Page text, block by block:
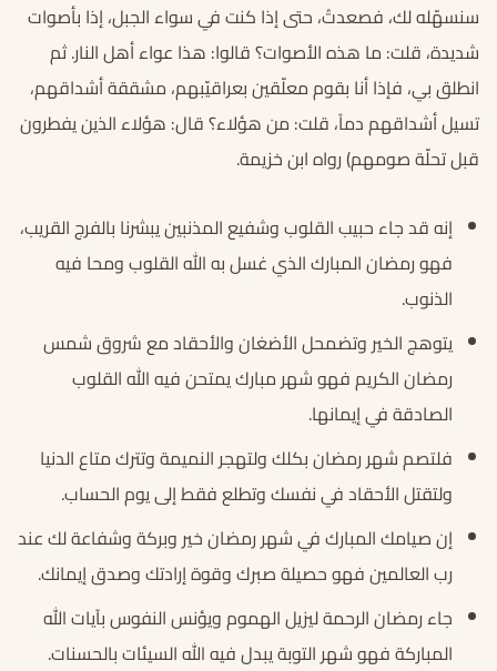
سنسهّله لك، فصعدتُ، حتى إذا كنت في سواء الجبل، إذا بأصوات
شديدة، قلت: ما هذه الأصوات؟ قالوا: هذا عواء أهل النار. ثم
انطلق بي، فإذا أنا بقوم معلّقين بعراقيّبهم، مشققة أشداقهم،
تسيل أشداقهم دماً، قلت: من هؤلاء؟ قال: هؤلاء الذين يفطرون
قبل تحلّة صومهم) رواه ابن خزيمة.
إنه قد جاء حبيب القلوب وشفيع المذنبين يبشرنا بالفرج القريب،
فهو رمضان المبارك الذي غسل به الله القلوب ومحا فيه
الذنوب.
يتوهج الخير وتضمحل الأضغان والأحقاد مع شروق شمس
رمضان الكريم فهو شهر مبارك يمتحن فيه الله القلوب
الصادقة في إيمانها.
فلتصم شهر رمضان بكلك ولتهجر النميمة وتترك متاع الدنيا
ولتقتل الأحقاد في نفسك وتطلع فقط إلى يوم الحساب.
إن صيامك المبارك في شهر رمضان خير وبركة وشفاعة لك عند
رب العالمين فهو حصيلة صبرك وقوة إرادتك وصدق إيمانك.
جاء رمضان الرحمة ليزيل الهموم ويؤنس النفوس بآيات الله
المباركة فهو شهر التوبة يبدل فيه الله السيئات بالحسنات.